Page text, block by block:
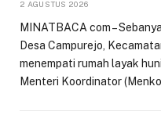
2 AGUSTUS 2026
MINATBACA com –
Desa Campurejo,
menempati rumah layak
Menteri Koordinator